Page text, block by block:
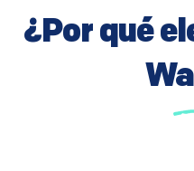
¿Por qué